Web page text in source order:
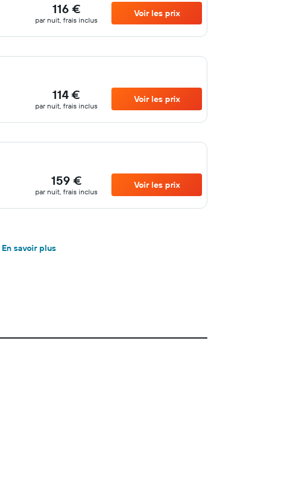
116 €
par nuit, frais inclus
Voir les prix
114 €
par nuit, frais inclus
Voir les prix
159 €
par nuit, frais inclus
Voir les prix
En savoir plus